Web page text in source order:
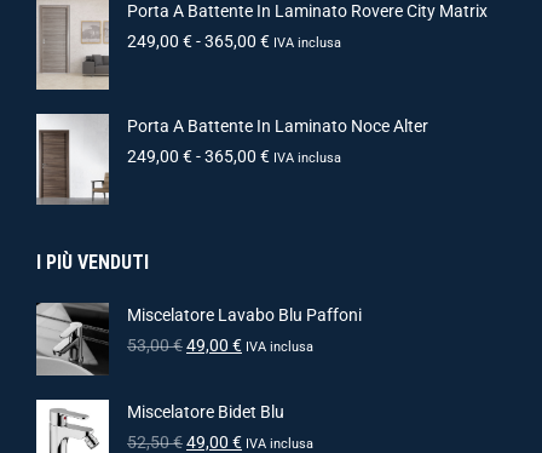
Porta A Battente In Laminato Rovere City Matrix
249,00 €-365,00 € IVA inclusa
Porta A Battente In Laminato Noce Alter
249,00 €-365,00 € IVA inclusa
I PIÙ VENDUTI
Miscelatore Lavabo Blu Paffoni
53,00€49,00 € IVA inclusa
Miscelatore Bidet Blu
52,50€49,00 € IVA inclusa